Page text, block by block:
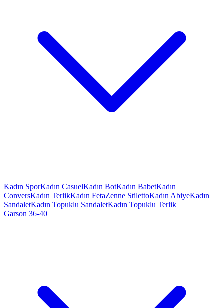
Kadın SporKadın CasuelKadın BotKadın BabetKadın
ConversKadın TerlikKadın FetaZenne StilettoKadın AbiyeKadın
SandaletKadın Topuklu SandaletKadın Topuklu Terlik
Garson 36-40